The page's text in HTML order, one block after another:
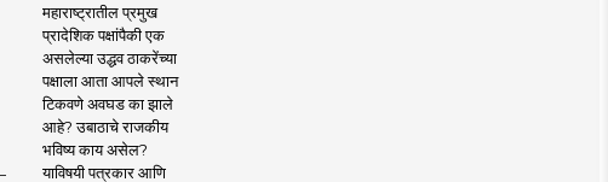
महाराष्ट्रातील प्रमुख
प्रादेशिक पक्षांपैकी एक
असलेल्या उद्धव ठाकरेंच्या
पक्षाला आता आपले स्थान
टिकवणे अवघड का झाले
आहे? उबाठाचे राजकीय
भविष्य काय असेल?
याविषयी पत्रकार आणि